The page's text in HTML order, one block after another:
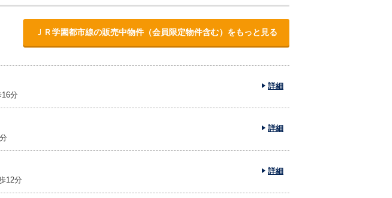
ＪＲ学園都市線の販売中物件（会員限定物件含む）をもっと見る
16分
詳細
分
詳細
12分
詳細